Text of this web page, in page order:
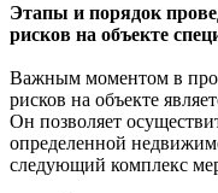
Этапы и порядок
рисков на объекте
Важным моментом в
рисков на объекте
Он позволяет
определенной
следующий комплекс